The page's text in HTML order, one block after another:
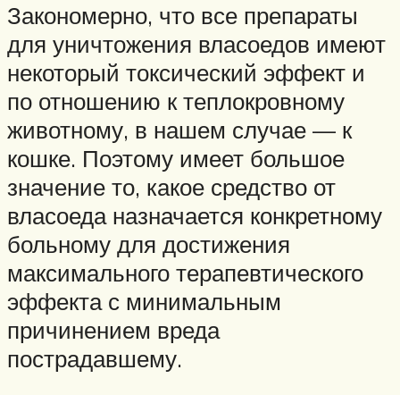
Закономерно, что все препараты
для уничтожения власоедов имеют
некоторый токсический эффект и
по отношению к теплокровному
животному, в нашем случае — к
кошке. Поэтому имеет большое
значение то, какое средство от
власоеда назначается конкретному
больному для достижения
максимального терапевтического
эффекта с минимальным
причинением вреда
пострадавшему.